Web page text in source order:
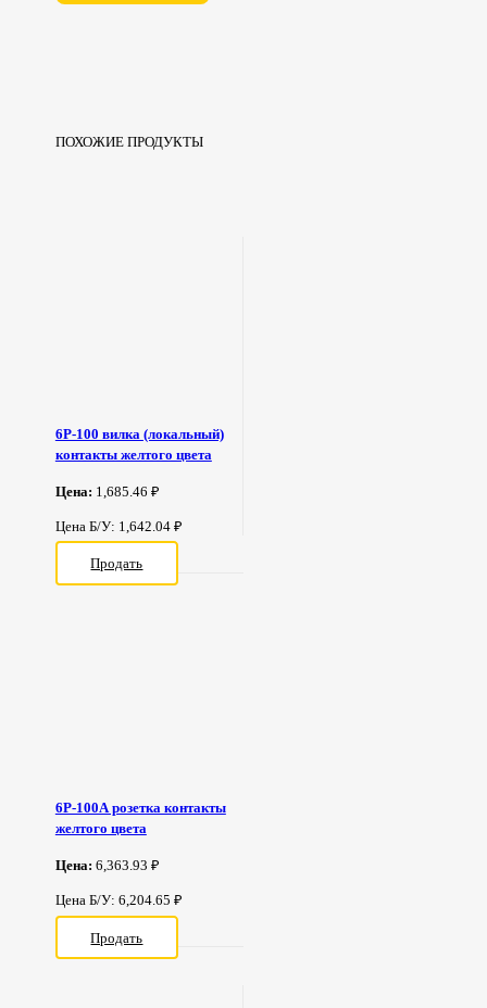
ПОХОЖИЕ ПРОДУКТЫ
6Р-100 вилка (локальный)
контакты желтого цвета
Цена: 1,685.46 ₽
Цена Б/У: 1,642.04 ₽
Продать
6Р-100А розетка контакты
желтого цвета
Цена: 6,363.93 ₽
Цена Б/У: 6,204.65 ₽
Продать